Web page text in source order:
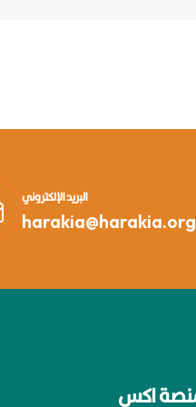
البريد الإلكتروني
اكس